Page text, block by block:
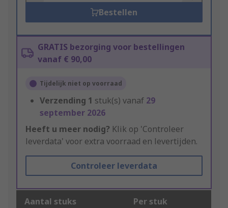
Bestellen
GRATIS bezorging voor bestellingen
vanaf € 90,00
Tijdelijk niet op voorraad
Verzending 1 stuk(s) vanaf 29
september 2026
Heeft u meer nodig? Klik op 'Controleer
leverdata' voor extra voorraad en levertijden.
Controleer leverdata
Aantal stuks Per stuk